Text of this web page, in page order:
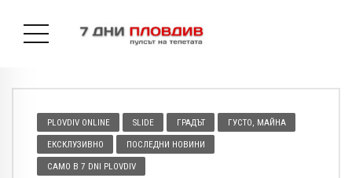
PLOVDIV ONLINE SLIDE ГРАДЪТ ГУСТО, МАЙНА
ЕКСКЛУЗИВНО ПОСЛЕДНИ НОВИНИ
САМО В 7 DNI PLOVDIV